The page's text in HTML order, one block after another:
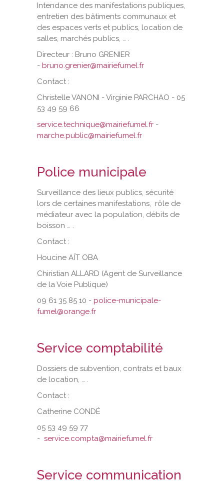
Intendance des manifestations publiques,
entretien des bâtiments communaux et
des espaces verts et publics, location de
salles, marchés publics, … .
Directeur : Bruno GRENIER
- bruno.grenier@mairiefumel.fr
Contact :
Christelle VANONI - Virginie PARCHAO - 05
53 49 59 66
service.technique@mairiefumel.fr -
marche.public@mairiefumel.fr
Police municipale
Surveillance des lieux publics, sécurité
lors de certaines manifestations, rôle de
médiateur avec la population, débits de
boisson … .
Contact :
Houcine AÏT OBA
Chiristian ALLARD (Agent de Surveillance
de la Voie Publique)
09 61 35 85 10 - police-municipale-
fumel@orange.fr
Service comptabilité
Dossiers de subvention, contrats et baux
de location, … .
Contact :
Catherine CONDÉ
05 53 49 59 77
- service.compta@mairiefumel.fr
Service communication